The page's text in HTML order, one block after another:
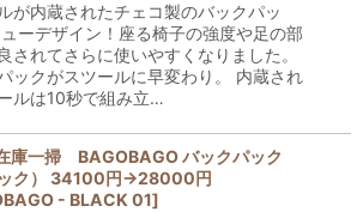
が内蔵されたチェコ製のバックパッ
ーデザイン！座る椅子の強度や足の部
されてさらに使いやすくなりました。
ックがスツールに早変わり。 内蔵され
ルは10秒で組み立…
庫一掃 BAGOBAGO バックパック
ック） 34100円→28000円
- BLACK 01]